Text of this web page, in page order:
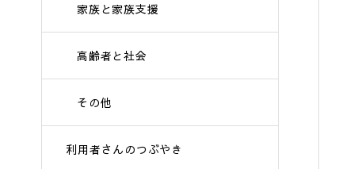
家族と家族支援
高齢者と社会
その他
利用者さんのつぶやき